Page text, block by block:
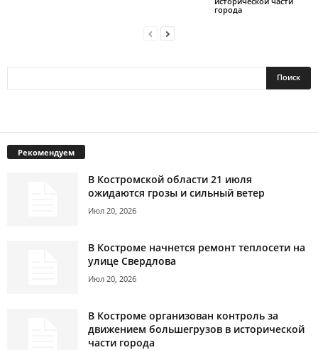
города
Рекомендуем
В Костромской области 21 июля
ожидаются грозы и сильный ветер
Июл 20, 2026
В Костроме начнется ремонт теплосети на
улице Свердлова
Июл 20, 2026
В Костроме организован контроль за
движением большегрузов в исторической
части города